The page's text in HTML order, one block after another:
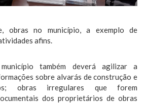
obras no município, a exemplo de
afins.
também deverá agilizar a
sobre alvarás de construção e
obras irregulares que forem
dos proprietários de obras